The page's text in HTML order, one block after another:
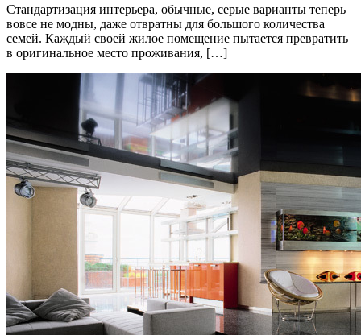
Стандартизация интерьера, обычные, серые варианты теперь
вовсе не модны, даже отвратны для большого количества
семей. Каждый своей жилое помещение пытается превратить
в оригинальное место проживания, […]